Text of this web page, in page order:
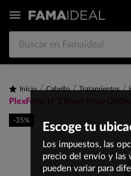

-35%
Inicio Cabello Tratamientos
PlexForte Nº2 Bond Filler (200ml)
Escoge tu
Los impuestos, las
precio del envío y las
pueden variar para